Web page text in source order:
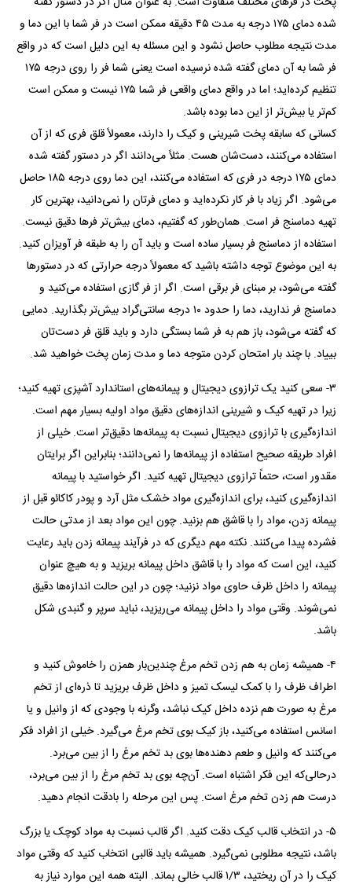
شده دمای ۱۷۵ درجه به مدت ۴۵ دقیقه ممکن است در فر شما با این دما و
مدت نتیجه مطلوب حاصل نشود و این مسئله به این دلیل است که در واقع
فر شما به آن دمای گفته شده نرسیده است یعنی شما فر را روی درجه ۱۷۵
تنظیم کرده‌اید؛ اما در واقع دمای واقعی فر شما ۱۷۵ نیست و ممکن است
کم‌تر یا بیش‌تر از این دما بوده باشد.
کسانی که سابقه پخت شیرینی و کیک را دارند، معمولاً قلق فری که از آن
استفاده می‌کنند، دست‌شان هست. مثلاً می‌دانند اگر در دستور گفته شده
دمای ۱۷۵ درجه در فری که استفاده می‌کنند، این دما روی درجه ۱۸۵ حاصل
می‌شود. اگر زیاد با فر کار نکرده‌اید و دمای فرتان را نمی‌دانید، بهترین کار
تهیه دماسنج فر است. همان‌طور که گفتیم، دمای بیش‌تر فر‌ها دقیق نیست.
استفاده از دماسنج فر بسیار ساده است و باید آن را به طبقه فر آویزان کنید.
به این موضوع توجه داشته باشید که معمولاً درجه حرارتی که در دستور‌ها
گفته می‌شود، بر مبنای فر برقی است. اگر از فر گازی استفاده می‌کنید و
دماسنج فر ندارید، دما را حدود ۱۰ درجه سانتی‌گراد بیش‌تر بگذارید. دمایی
که گفته می‌شود، باز هم به فر شما بستگی دارد و باید قلق فر دست‌تان
بییاد. با چند بار امتحان کردن متوجه دما و مدت زمان پخت خواهید شد.
۳- سعی کنید یک ترازوی دیجیتال و پیمانه‌های استاندارد آشپزی تهیه کنید؛
زیرا در تهیه کیک و شیرینی اندازه‌های دقیق مواد اولیه بسیار مهم است.
اندازه‌گیری با ترازوی دیجیتال نسبت به پیمانه‌ها دقیق‌تر است. خیلی از
افراد طریقه صحیح استفاده از پیمانه‌ها را نمی‌دانند؛ بنابراین اگر برایتان
مقدور است، حتماً ترازوی دیجیتال تهیه کنید. اگر خواستید با پیمانه
اندازه‌گیری کنید، برای اندازه‌گیری مواد خشک مثل آرد و پودر کاکائو قبل از
پیمانه زدن، مواد را با قاشق هم بزنید. چون این مواد بعد از مدتی حالت
فشرده پیدا می‌کنند. نکته مهم دیگری که در فرآیند پیمانه زدن باید رعایت
کنید، این است که مواد را با قاشق داخل پیمانه بریزید و به هیچ عنوان
پیمانه را داخل ظرف حاوی مواد نزنید؛ چون در این حالت اندازه‌ها دقیق
نمی‌شوند. وقتی مواد را داخل پیمانه می‌ریزید، نباید سرپر و گنبدی شکل
باشد.
۴- همیشه زمان به هم زدن تخم مرغ چندین‌بار همزن را خاموش کنید و
اطراف ظرف را با کمک لیسک تمیز و داخل ظرف بریزید تا ذره‌ای از تخم
مرغ به صورت هم نزده داخل کیک نباشد، وگرنه با وجودی که از وانیل و یا
اسانس استفاده می‌کنید، باز کیک بوی تخم مرغ می‌گیرد. خیلی از افراد فکر
می‌کنند که وانیل و طعم دهنده‌ها بوی بد تخم مرغ را از بین می‌برد.
درحالی‌که این فکر اشتباه است. آن‌چه بوی بد تخم مرغ را از بین می‌برد،
درست هم زدن تخم مرغ است. پس این مرحله را بادقت انجام دهید.
۵- در انتخاب قالب کیک دقت کنید. اگر قالب نسبت به مواد کوچک یا بزرگ
باشد، نتیجه مطلوبی نمی‌گیرد. همیشه باید قالبی انتخاب کنید که وقتی مواد
کیک را در آن ریختید، ۱/۳ قالب خالی بماند. البته همه این موارد نیاز به